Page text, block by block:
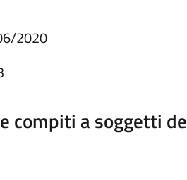
2020
compiti a soggetti